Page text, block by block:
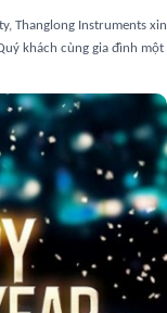
Thanglong Instruments xin
khách cùng gia đình một